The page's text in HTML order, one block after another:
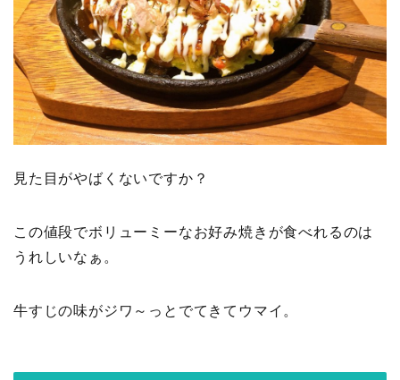
見た目がやばくないですか？
この値段でボリューミーなお好み焼きが食べれるのは
うれしいなぁ。
牛すじの味がジワ～っとでてきてウマイ。